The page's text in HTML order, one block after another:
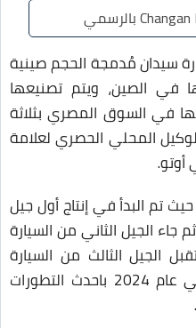
سيدان مُدمجة الحجم صينية
في الصين، ويتم تصنيعها
في السوق المصري بثلاثة
المحلي الحصري لعلامة
تم البدأ في إنتاج أول جيل
ايدو في عام 2012، ثم جاء الجيل الثاني من السيارة
نستقبل الجيل الثالث من السيارة
والذي تم الكشف الأول عنه في عام 2024 باحدث التطورات